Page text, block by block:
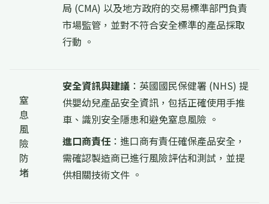
局 (CMA) 以及地方政府的交易標準部門負責
市場監管，並對不符合安全標準的產品採取
行動 。
窒
息
風
險
防
堵
安全資訊與建議 ：英國國民保健署 (NHS) 提
供嬰幼兒產品安全資訊，包括正確使用手推
車、識別安全隱患和避免窒息風險 。
進口商責任 ：進口商有責任確保產品安全，
需確認製造商已進行風險評估和測試，並提
供相關技術文件 。